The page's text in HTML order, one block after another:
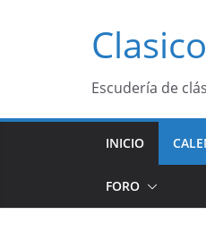
Escudería de
INICIO
FORO